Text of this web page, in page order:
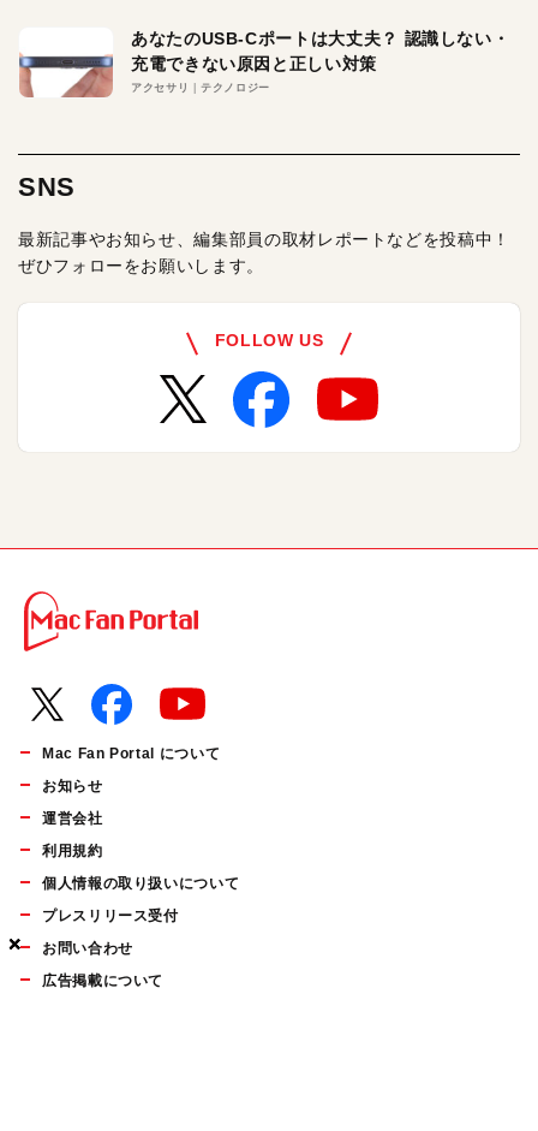
×
×
×
あなたのUSB-Cポートは大丈夫？ 認識しない・
充電できない原因と正しい対策
アクセサリ テクノロジー
SNS
最新記事やお知らせ、編集部員の取材レポートなどを投稿中！
ぜひフォローをお願いします。
FOLLOW US
Mac Fan Portal について
お知らせ
運営会社
利用規約
個人情報の取り扱いについて
プレスリリース受付
お問い合わせ
広告掲載について